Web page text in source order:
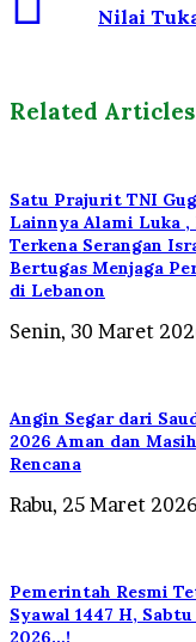
Nilai
Related Articles
Satu Prajurit TNI
Lainnya Alami Luka ,
Terkena Serangan
Bertugas Menjaga
di Lebanon
Senin, 30 Maret
Angin Segar dari
2026 Aman dan
Rencana
Rabu, 25 Maret 2026
Pemerintah Resmi
Syawal 1447 H,
2026…!